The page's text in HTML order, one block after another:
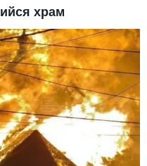
храм